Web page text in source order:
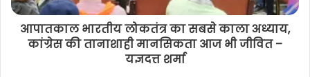
आपातकाल भारतीय लोकतंत्र का सबसे काला अध्याय,
कांग्रेस की तानाशाही मानसिकता आज भी जीवित –
यज्ञदत्त शर्मा